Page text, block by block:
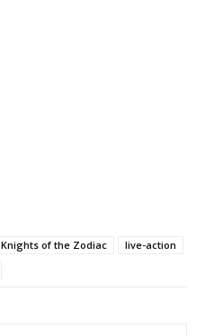
Knights of the Zodiac
live-action